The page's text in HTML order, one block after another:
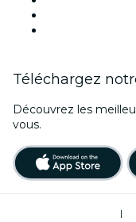
Téléchargez
Découvrez les
vous.
|